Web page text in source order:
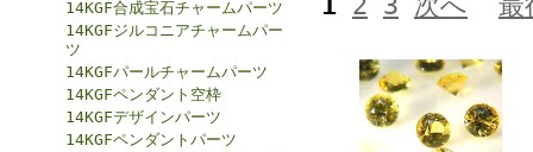
14KGF合成宝石チャームパーツ
14KGFジルコニアチャームパー
ツ
14KGFパールチャームパーツ
14KGFペンダント空枠
14KGFデザインパーツ
14KGFペンダントパーツ